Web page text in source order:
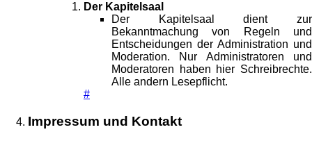
Der Kapitelsaal
Der Kapitelsaal dient zur
Bekanntmachung von Regeln und
Entscheidungen der Administration und
Moderation. Nur Administratoren und
Moderatoren haben hier Schreibrechte.
Alle andern Lesepflicht.
#
Impressum und Kontakt